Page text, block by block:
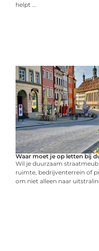
helpt ...
Waar moet je op letten bij
Wil je duurzaam
ruimte, bedrijventerrein of
om niet alleen naar